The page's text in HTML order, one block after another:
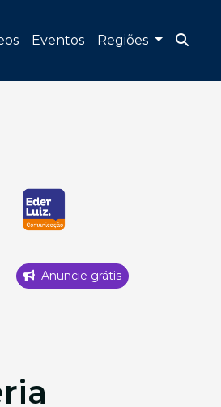
Eventos Regiões
Anuncie grátis